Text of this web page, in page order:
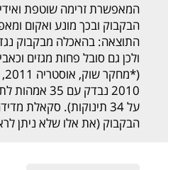
המאפשרת זרימה שוטפת
הבקבוק ובכך מונע ואקום
על 34 תינוקות).
הבקבוק (את אלו שלא ניתן לראות מתחת ל- 60